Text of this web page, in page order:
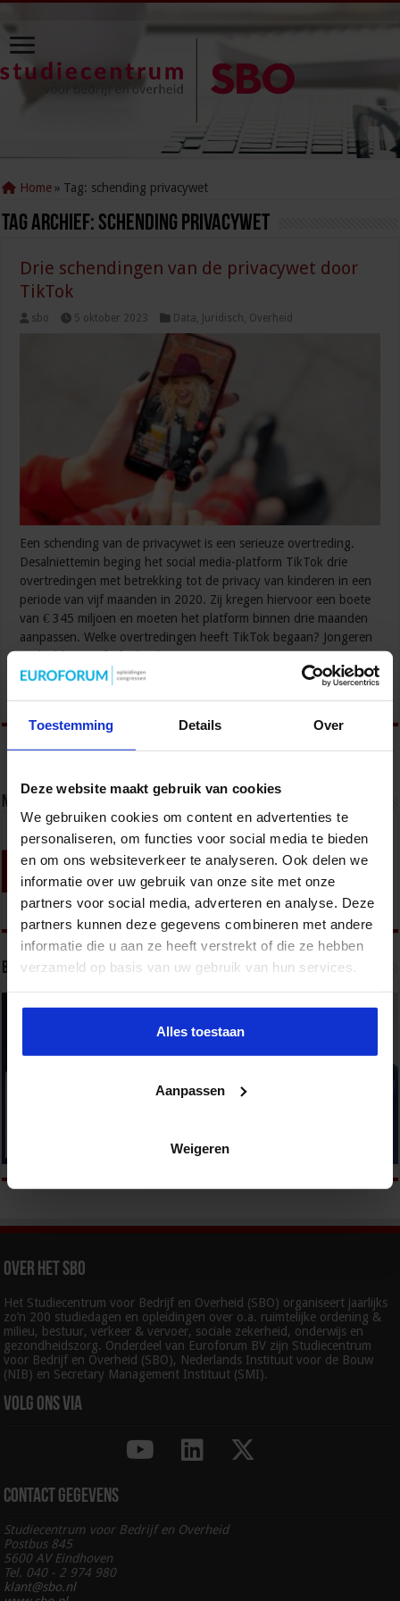
Toestemming Details Over
Deze website maakt gebruik van cookies
We gebruiken cookies om content en advertenties te
personaliseren, om functies voor social media te bieden
en om ons websiteverkeer te analyseren. Ook delen we
informatie over uw gebruik van onze site met onze
partners voor social media, adverteren en analyse. Deze
partners kunnen deze gegevens combineren met andere
informatie die u aan ze heeft verstrekt of die ze hebben
verzameld op basis van uw gebruik van hun services.
Alles toestaan
Aanpassen
Weigeren
Home » Tag: schending privacywet
Tag Archief:schending privacywet
Drie schendingen van de privacywet door
TikTok
sbo 5 oktober 2023 Data, Juridisch, Overheid
Een schending van de privacywet is een serieuze overtreding.
Desalniettemin beging het social media-platform TikTok drie
overtredingen met betrekking tot de privacy van kinderen in een
periode van vijf maanden in 2020. Zij kregen hiervoor een boete
van € 345 miljoen en moeten het platform binnen drie maanden
aanpassen. Welke overtredingen heeft TikTok begaan? Jongeren
veelvuldig actief of TikTok De …
Nieuwsbrief
Bekijk onze opleidingen
Over het SBO
Het Studiecentrum voor Bedrijf en Overheid (SBO) organiseert jaarlijks
zo’n 200 studiedagen en opleidingen over o.a. ruimtelijke ordening &
milieu, bestuur, verkeer & vervoer, sociale zekerheid, onderwijs en
gezondheidszorg. Onderdeel van Euroforum BV zijn Studiecentrum
voor Bedrijf en Overheid (SBO), Nederlands Instituut voor de Bouw
(NIB) en Secretary Management Instituut (SMI).
Volg ons via
Contact gegevens
Studiecentrum voor Bedrijf en Overheid
Postbus 845
5600 AV Eindhoven
Tel. 040 - 2 974 980
klant@sbo.nl